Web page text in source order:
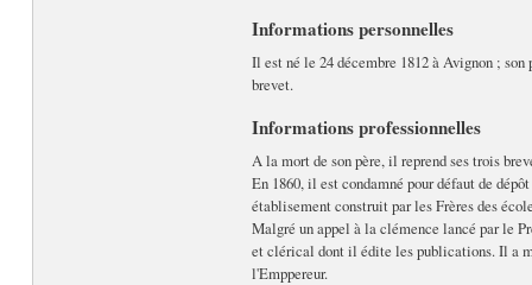
Informations personnelles
Il est né le 24 décembre 1812 à Avignon ;
brevet.
Informations professionnelles
A la mort de son père, il reprend ses trois
En 1860, il est condamné pour défaut de
établisement construit par les Frères des
Malgré un appel à la clémence lancé par le
et clérical dont il édite les publications. Il a
l'Emppereur.